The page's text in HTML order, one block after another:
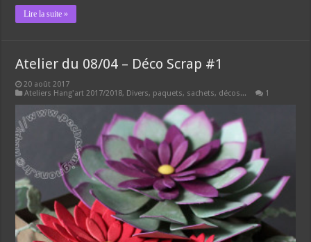
Lire la suite »
Atelier du 08/04 – Déco Scrap #1
20 août 2017
Ateliers Hang'art 2017/2018, Divers, paquets, sachets, décos... 1